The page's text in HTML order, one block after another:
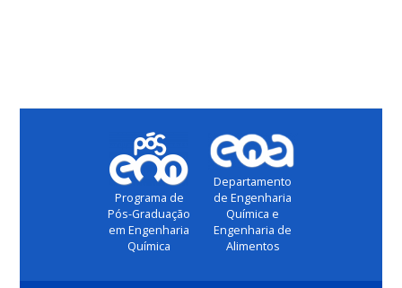
Programa de
Pós-Graduação
em Engenharia
Química
Departamento
de Engenharia
Química e
Engenharia de
Alimentos